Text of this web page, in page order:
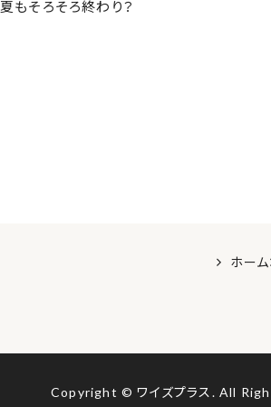
夏もそろそろ終わり？
ホーム
Copyright © ワイズプラス. All